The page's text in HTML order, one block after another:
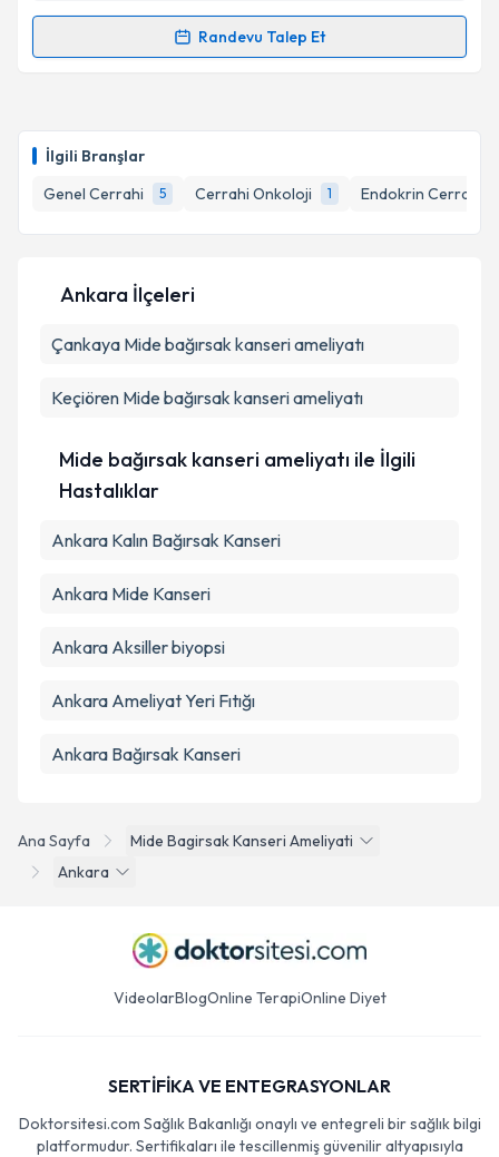
İlgili Branşlar
Genel Cerrahi
5 Cerrahi Onkoloji 1 Endokrin Cerrahisi
kapsamda işlenmesini kabul ediyorum.
Randevu Talep Et
Randevu Takvimi Talebi
takvim hazırlandığında e-posta ile bilgilendireceğiz.
E-posta Adresiniz
Metni'ni okudum ve kişisel verilerimin belirtilen
Ana Sayfa
Mide Bagirsak Kanseri Ameliyati
Ankara
Ankara İlçeleri
Çankaya Mide bağırsak kanseri ameliyatı
Keçiören Mide bağırsak kanseri ameliyatı
Mide bağırsak kanseri ameliyatı ile İlgili
Hastalıklar
Ankara Kalın Bağırsak Kanseri
Ankara Mide Kanseri
Ankara Aksiller biyopsi
Ankara Ameliyat Yeri Fıtığı
Ankara Bağırsak Kanseri
VideolarBlogOnline TerapiOnline Diyet
SERTİFİKA VE ENTEGRASYONLAR
Doktorsitesi.com Sağlık Bakanlığı onaylı ve entegreli bir sağlık bilgi
platformudur. Sertifikaları ile tescillenmiş güvenilir altyapısıyla